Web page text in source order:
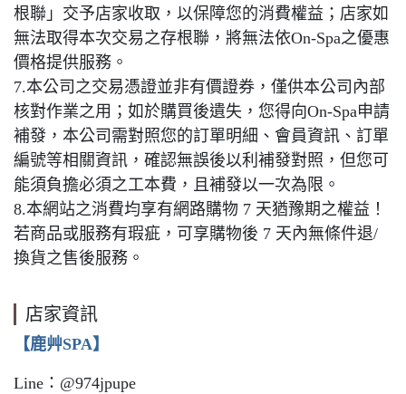
根聯」交予店家收取，以保障您的消費權益；店家如
無法取得本次交易之存根聯，將無法依On-Spa之優惠
價格提供服務。
7.本公司之交易憑證並非有價證券，僅供本公司內部
核對作業之用；如於購買後遺失，您得向On-Spa申請
補發，本公司需對照您的訂單明細、會員資訊、訂單
編號等相關資訊，確認無誤後以利補發對照，但您可
能須負擔必須之工本費，且補發以一次為限。
8.本網站之消費均享有網路購物 7 天猶豫期之權益！
若商品或服務有瑕疵，可享購物後 7 天內無條件退/
換貨之售後服務。
店家資訊
【鹿艸SPA】
Line：@974jpupe